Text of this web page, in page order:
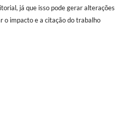
já que isso pode gerar alterações
o impacto e a citação do trabalho